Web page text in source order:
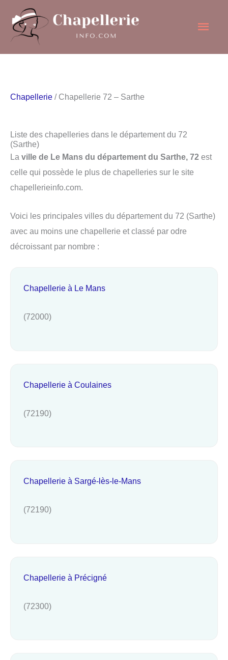
contenu
Chapellerie / Chapellerie 72 – Sarthe
Liste des chapelleries dans le département du 72
(Sarthe)
La ville de Le Mans du département du Sarthe, 72 est
celle qui possède le plus de chapelleries sur le site
chapellerieinfo.com.
Voici les principales villes du département du 72 (Sarthe)
avec au moins une chapellerie et classé par odre
décroissant par nombre :
Chapellerie à Le Mans
(72000)
Chapellerie à Coulaines
(72190)
Chapellerie à Sargé-lès-le-Mans
(72190)
Chapellerie à Précigné
(72300)